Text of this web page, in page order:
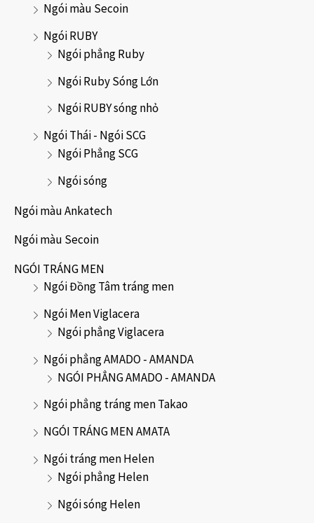
Ngói màu Secoin
Ngói RUBY
Ngói phẳng Ruby
Ngói Ruby Sóng Lớn
Ngói RUBY sóng nhỏ
Ngói Thái - Ngói SCG
Ngói Phẳng SCG
Ngói sóng
Ngói màu Ankatech
Ngói màu Secoin
NGÓI TRÁNG MEN
Ngói Đồng Tâm tráng men
Ngói Men Viglacera
Ngói phẳng Viglacera
Ngói phẳng AMADO - AMANDA
NGÓI PHẲNG AMADO - AMANDA
Ngói phẳng tráng men Takao
NGÓI TRÁNG MEN AMATA
Ngói tráng men Helen
Ngói phẳng Helen
Ngói sóng Helen